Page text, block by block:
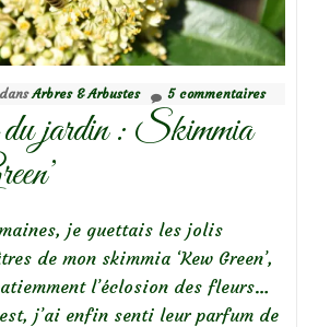
Arbres & Arbustes 5 commentaires
jardin : Skimmia
je guettais les jolis
de mon skimmia ‘Kew Green’,
l’éclosion des fleurs…
j’ai enfin senti leur parfum de